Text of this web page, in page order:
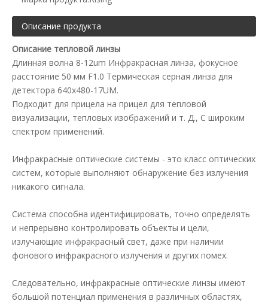
Описание продукта
Описание тепловой линзы
Длинная волна 8-12um Инфракрасная линза, фокусное
расстояние 50 мм F1.0 Термическая серная линза для
детектора 640x480-17UM.
Подходит для прицела на прицел для тепловой
визуализации, тепловых изображений и т. Д., С широким
спектром применений.
Инфракрасные оптические системы - это класс оптических
систем, которые выполняют обнаружение без излучения
никакого сигнала.
Система способна идентифицировать, точно определять
и непрерывно контролировать объекты и цели,
излучающие инфракрасный свет, даже при наличии
фонового инфракрасного излучения и других помех.
Следовательно, инфракрасные оптические линзы имеют
большой потенциал применения в различных областях,